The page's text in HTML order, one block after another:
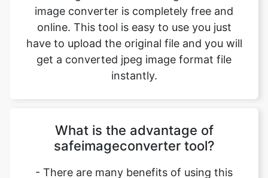
get a converted jpeg image format file
instantly.
What is the advantage of
image converter tool
1. You can easily convert image from gif to
jpeg format.